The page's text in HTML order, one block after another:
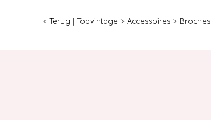
< Terug | Topvintage > Accessoires > Broches